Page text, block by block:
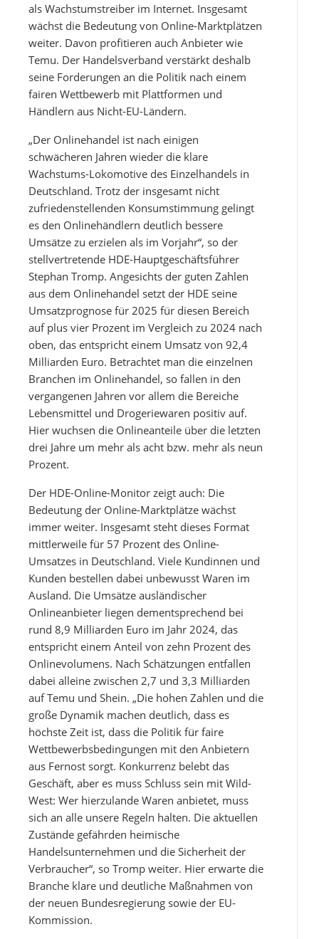
als Wachstumstreiber im Internet. Insgesamt
wächst die Bedeutung von Online-Marktplätzen
weiter. Davon profitieren auch Anbieter wie
Temu. Der Handelsverband verstärkt deshalb
seine Forderungen an die Politik nach einem
fairen Wettbewerb mit Plattformen und
Händlern aus Nicht-EU-Ländern.
„Der Onlinehandel ist nach einigen
schwächeren Jahren wieder die klare
Wachstums-Lokomotive des Einzelhandels in
Deutschland. Trotz der insgesamt nicht
zufriedenstellenden Konsumstimmung gelingt
es den Onlinehändlern deutlich bessere
Umsätze zu erzielen als im Vorjahr“, so der
stellvertretende HDE-Hauptgeschäftsführer
Stephan Tromp. Angesichts der guten Zahlen
aus dem Onlinehandel setzt der HDE seine
Umsatzprognose für 2025 für diesen Bereich
auf plus vier Prozent im Vergleich zu 2024 nach
oben, das entspricht einem Umsatz von 92,4
Milliarden Euro. Betrachtet man die einzelnen
Branchen im Onlinehandel, so fallen in den
vergangenen Jahren vor allem die Bereiche
Lebensmittel und Drogeriewaren positiv auf.
Hier wuchsen die Onlineanteile über die letzten
drei Jahre um mehr als acht bzw. mehr als neun
Prozent.
Der HDE-Online-Monitor zeigt auch: Die
Bedeutung der Online-Marktplätze wächst
immer weiter. Insgesamt steht dieses Format
mittlerweile für 57 Prozent des Online-
Umsatzes in Deutschland. Viele Kundinnen und
Kunden bestellen dabei unbewusst Waren im
Ausland. Die Umsätze ausländischer
Onlineanbieter liegen dementsprechend bei
rund 8,9 Milliarden Euro im Jahr 2024, das
entspricht einem Anteil von zehn Prozent des
Onlinevolumens. Nach Schätzungen entfallen
dabei alleine zwischen 2,7 und 3,3 Milliarden
auf Temu und Shein. „Die hohen Zahlen und die
große Dynamik machen deutlich, dass es
höchste Zeit ist, dass die Politik für faire
Wettbewerbsbedingungen mit den Anbietern
aus Fernost sorgt. Konkurrenz belebt das
Geschäft, aber es muss Schluss sein mit Wild-
West: Wer hierzulande Waren anbietet, muss
sich an alle unsere Regeln halten. Die aktuellen
Zustände gefährden heimische
Handelsunternehmen und die Sicherheit der
Verbraucher“, so Tromp weiter. Hier erwarte die
Branche klare und deutliche Maßnahmen von
der neuen Bundesregierung sowie der EU-
Kommission.